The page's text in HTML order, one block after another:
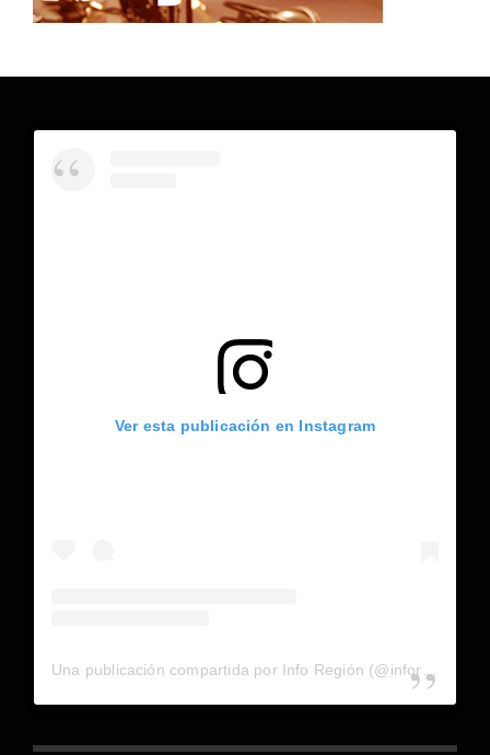
Ver esta publicación en Instagram